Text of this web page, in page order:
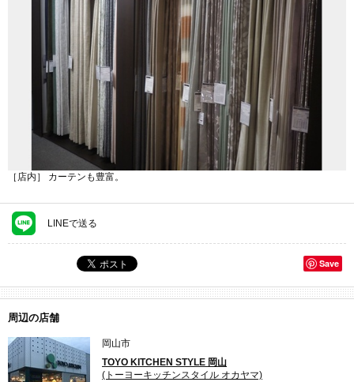
［店内］ カーテンも豊富。
LINEで送る
Save
周辺の店舗
岡山市
TOYO KITCHEN STYLE 岡山
(トーヨーキッチンスタイル オカヤマ)